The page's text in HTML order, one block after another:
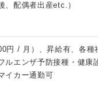
、配偶者出産etc.）
円 / 月）、昇給有、各種
ルエンザ予防接種・健康
イカー通勤可